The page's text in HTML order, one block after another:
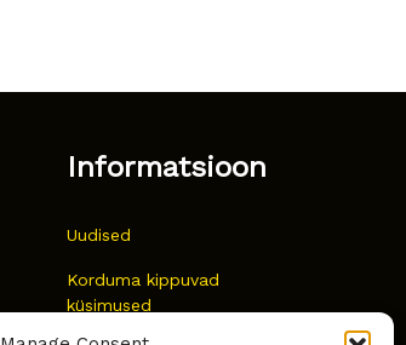
Informatsioon
Uudised
Korduma kippuvad
küsimused